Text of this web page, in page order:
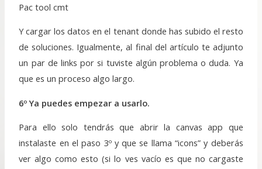
Pac tool cmt
Y cargar los datos en el tenant donde has subido el resto
de soluciones. Igualmente, al final del artículo te adjunto
un par de links por si tuviste algún problema o duda. Ya
que es unproceso algo largo.
6º Ya puedes empezar a usarlo.
Para ello solo tendrás que abrir la canvas app que
instalaste en el paso 3º y que se llama “icons” y deberás
ver algo como esto (si lo ves vacío es que no cargaste